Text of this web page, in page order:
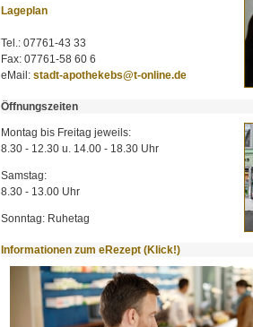
Lageplan
Tel.: 07761-43 33
Fax: 07761-58 60 6
eMail: stadt-apothekebs@t-online.de
Öffnungszeiten
Montag bis Freitag jeweils:
8.30 - 12.30 u. 14.00 - 18.30 Uhr
Samstag:
8.30 - 13.00 Uhr
Sonntag: Ruhetag
Informationen zum eRezept (Klick!)